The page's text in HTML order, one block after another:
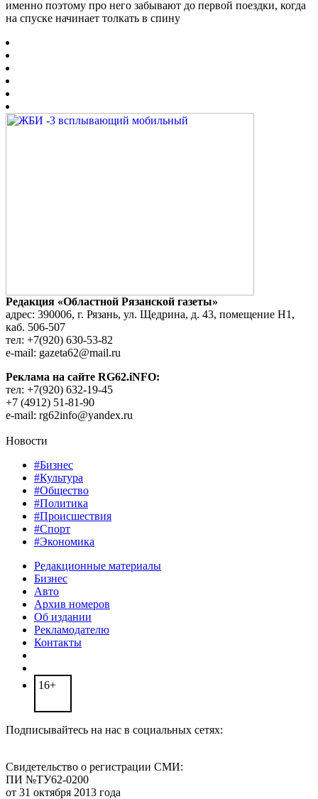
именно поэтому про него забывают до первой поездки, когда
на спуске начинает толкать в спину
Редакция «Областной Рязанской газеты»
адрес: 390006, г. Рязань, ул. Щедрина, д. 43, помещение Н1,
каб. 506-507
тел: +7(920) 630-53-82
e-mail: gazeta62@mail.ru
Реклама на сайте RG62.iNFO:
тел: +7(920) 632-19-45
+7 (4912) 51-81-90
e-mail: rg62info@yandex.ru
Новости
#Бизнес
#Культура
#Общество
#Политика
#Происшествия
#Спорт
#Экономика
Редакционные материалы
Бизнес
Авто
Архив номеров
Об издании
Рекламодателю
Контакты
16+
Подписывайтесь на нас в социальных сетях:
Свидетельство о регистрации СМИ:
ПИ №ТУ62-0200
от 31 октября 2013 года